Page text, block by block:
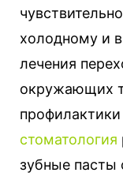
холодному и
лечения
окружающих
стоматология
зубные